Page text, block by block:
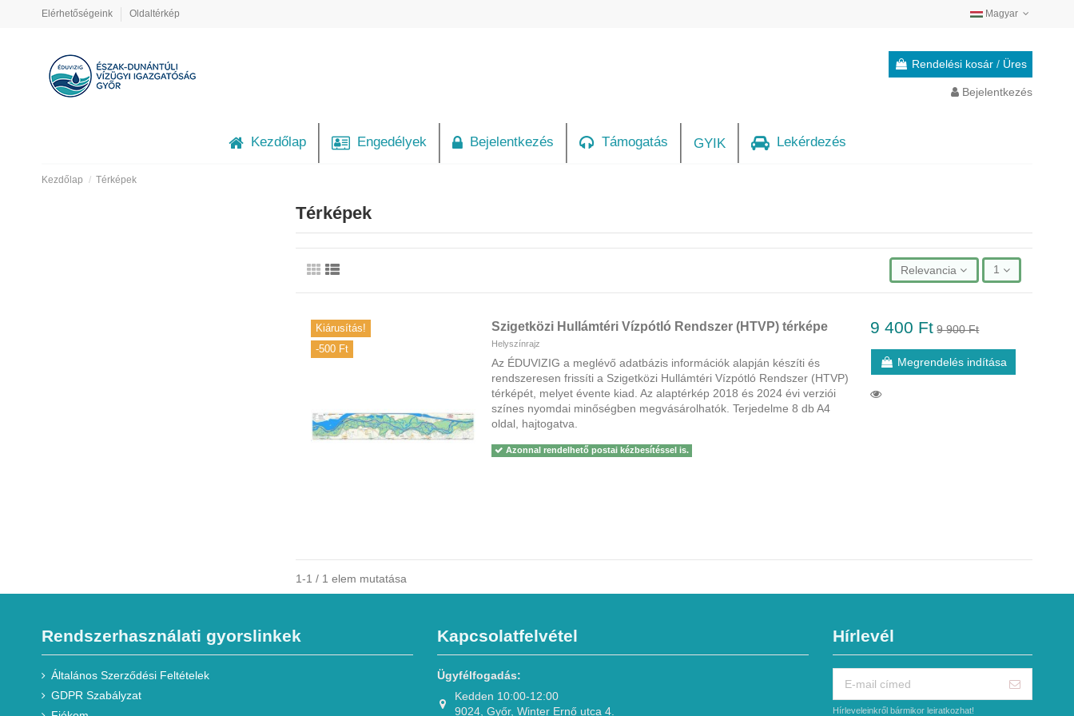
Elérhetőségeink Oldaltérkép Magyar
Rendelési kosár / Üres
Bejelentkezés
Kezdőlap Engedélyek Bejelentkezés Támogatás GYIK Lekérdezés
Kezdőlap Térképek
Térképek
Relevancia 1
Kiárusítás!
-500 Ft
Szigetközi Hullámtéri Vízpótló Rendszer (HTVP) térképe
Helyszínrajz
Az ÉDUVIZIG a meglévő adatbázis információk alapján készíti és
rendszeresen frissíti a Szigetközi Hullámtéri Vízpótló Rendszer (HTVP)
térképét, melyet évente kiad. Az alaptérkép 2018 és 2024 évi verziói
színes nyomdai minőségben megvásárolhatók. Terjedelme 8 db A4
oldal, hajtogatva.
Azonnal rendelhető postai kézbesítéssel is.
9 400 Ft 9 900 Ft
Megrendelés indítása
1-1 / 1 elem mutatása
Rendszerhasználati gyorslinkek
Általános Szerződési Feltételek
GDPR Szabályzat
Kapcsolatfelvétel
Ügyfélfogadás:
Kedden 10:00-12:00
9024, Győr, Winter Ernő utca 4.
Hírlevél
Hírleveleinkről bármikor leiratkozhat!